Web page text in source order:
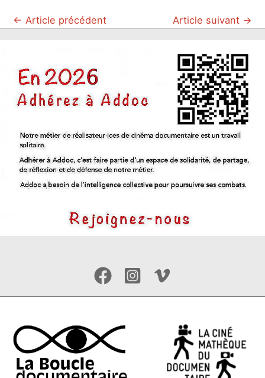
← Article précédent Article suivant →